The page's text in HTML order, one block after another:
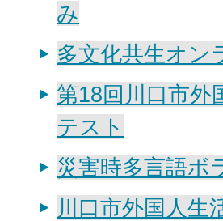
み
多文化共生オン
第18回川口市外
テスト
災害時多言語ボ
川口市外国人生